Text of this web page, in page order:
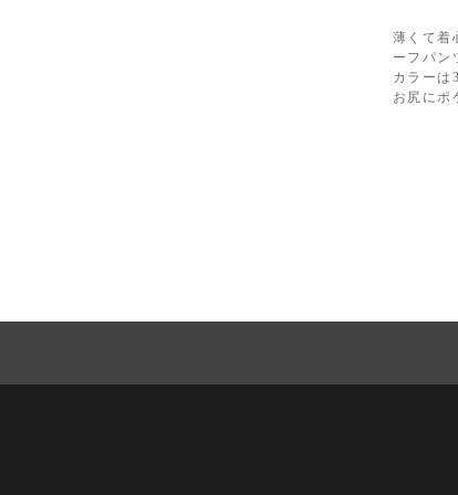
薄くて着
ーフパン
カラーは
お尻にポ